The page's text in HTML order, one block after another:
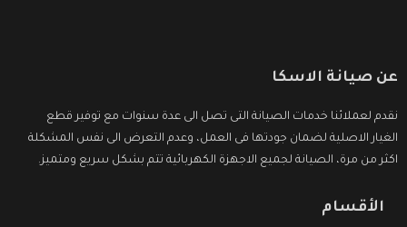
عن صيانة الاسكا
نقدم لعملائنا خدمات الصيانة التى تصل الى عدة سنوات مع توفير قطع
الغيار الاصلية لضمان جودتها فى العمل، وعدم التعرض الى نفس المشكلة
اكثر من مرة، الصيانة لجميع الاجهزة الكهربائية تتم بشكل سريع ومتميز.
الأقسام